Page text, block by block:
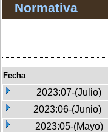
Normativa
Fecha
2023:07-(Julio)
2023:06-(Junio)
2023:05-(Mayo)